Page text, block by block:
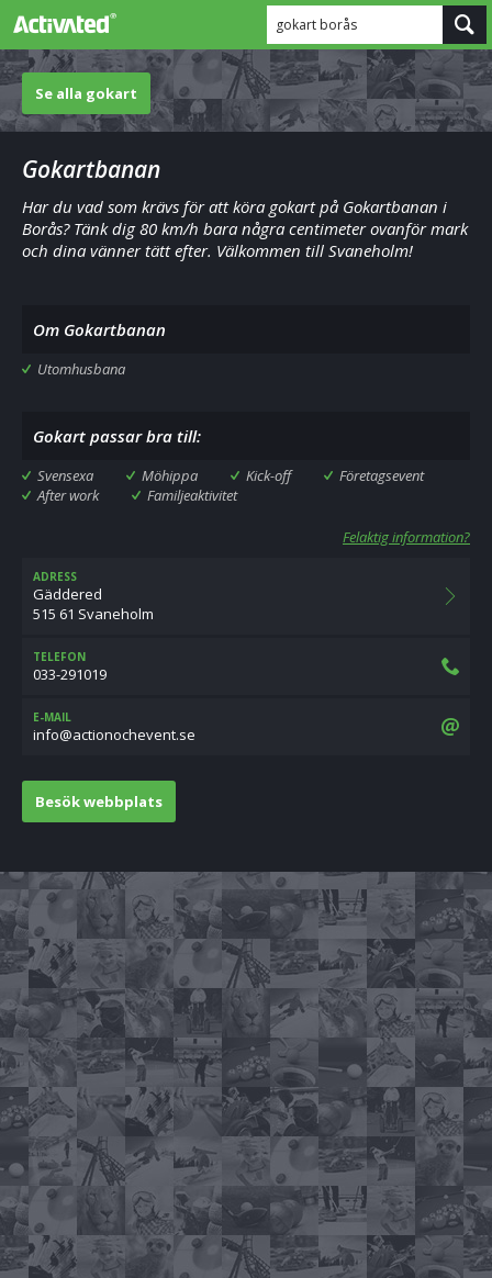
gokart borås
Se alla gokart
Gokartbanan
Har du vad som krävs för att köra gokart på Gokartbanan i
Borås? Tänk dig 80 km/h bara några centimeter ovanför mark
och dina vänner tätt efter. Välkommen till Svaneholm!
Om Gokartbanan
Utomhusbana
Gokart passar bra till:
Svensexa Möhippa Kick-off
Företagsevent
After work
Familjeaktivitet
Felaktig information?
ADRESS
Gäddered
515 61 Svaneholm
TELEFON
033-291019
E-MAIL
es.tnevehconoitca@ofni
Besök webbplats